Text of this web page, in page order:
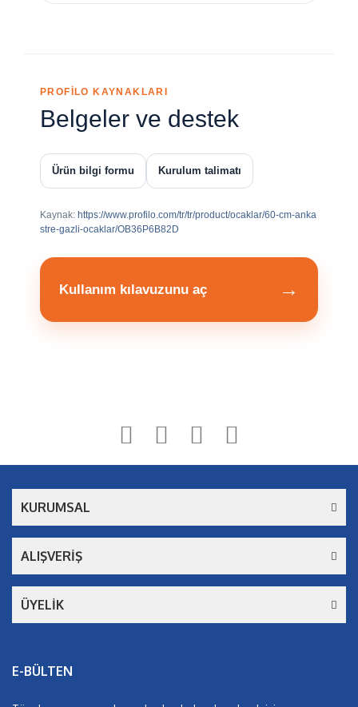
PROFİLO KAYNAKLARI
Belgeler ve destek
Ürün bilgi formu Kurulum talimatı
Kaynak: https://www.profilo.com/tr/tr/product/ocaklar/60-cm-anka
stre-gazli-ocaklar/OB36P6B82D
Kullanım kılavuzunu aç →
KURUMSAL
ALIŞVERİŞ
ÜYELİK
E-BÜLTEN